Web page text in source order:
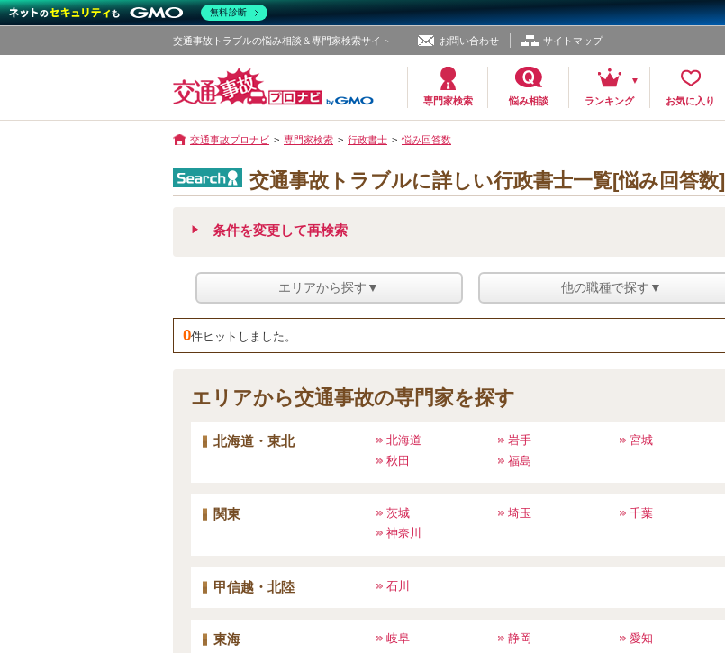
お問い合わせ サイトマップ
交通事故トラブルの悩み相談＆専門家検索サイト
専門家検索 悩み相談 ランキング お気に入り
交通事故プロナビ 専門家検索 行政書士 悩み回答数
交通事故トラブルに詳しい行政書士一覧[悩み回答数]
条件を変更して再検索
エリアから探す▼ 他の職種で探す▼
0件ヒットしました。
エリアから交通事故の専門家を探す
北海道・東北 北海道 岩手
宮城
秋田
福島
関東 茨城 埼玉
千葉
神奈川
甲信越・北陸 石川
東海 岐阜 静岡 愛知
無料診断